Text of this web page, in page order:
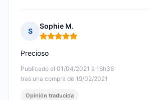
S
Sophie M.
Nota: 5 de 5
Publicado el 01/04/2021 à 16h36
tras una compra de 19/02/2021
Precioso
Opinión traducida